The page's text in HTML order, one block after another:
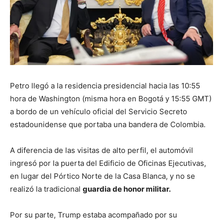
Petro llegó a la residencia presidencial hacia las 10:55
hora de Washington (misma hora en Bogotá y 15:55 GMT)
a bordo de un vehículo oficial del Servicio Secreto
estadounidense que portaba una bandera de Colombia.
A diferencia de las visitas de alto perfil, el automóvil
ingresó por la puerta del Edificio de Oficinas Ejecutivas,
en lugar del Pórtico Norte de la Casa Blanca, y no se
realizó la tradicional guardia de honor militar.
Por su parte, Trump estaba acompañado por su